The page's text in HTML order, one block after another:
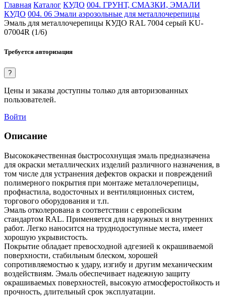
Главная Каталог КУДО 004. ГРУНТ, СМАЗКИ, ЭМАЛИ
КУДО 004. 06 Эмали аэрозольные для металлочерепицы
Эмаль для металлочерепицы КУДО RAL 7004 серый KU-
07004R (1/6)
Требуется авторизация
?
Цены и заказы доступны только для авторизованных
пользователей.
Войти
Описание
Высококачественная быстросохнущая эмаль предназначена
для окраски металлических изделий различного назначения, в
том числе для устранения дефектов окраски и повреждений
полимерного покрытия при монтаже металлочерепицы,
профнастила, водосточных и вентиляционных систем,
торгового оборудования и т.п.
Эмаль отколерована в соответствии с европейским
стандартом RAL. Применяется для наружных и внутренних
работ. Легко наносится на труднодоступные места, имеет
хорошую укрывистость.
Покрытие обладает превосходной адгезией к окрашиваемой
поверхности, стабильным блеском, хорошей
сопротивляемостью к удару, изгибу и другим механическим
воздействиям. Эмаль обеспечивает надежную защиту
окрашиваемых поверхностей, высокую атмосферостойкость и
прочность, длительный срок эксплуатации.